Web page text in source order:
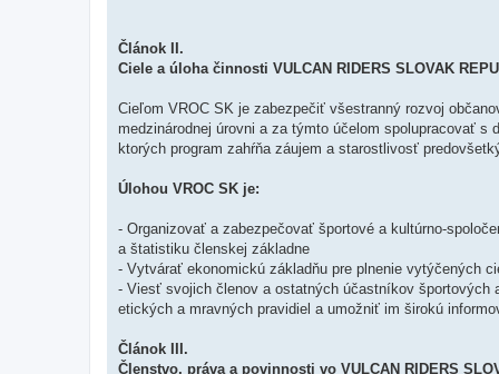
Článok II.
Ciele a úloha činnosti VULCAN RIDERS SLOVAK
Cieľom VROC SK je zabezpečiť všestranný rozvoj
medzinárodnej úrovni a za týmto účelom spolupracovať
ktorých program zahŕňa záujem a starostlivosť
Úlohou VROC SK je:
- Organizovať a zabezpečovať športové a kultúrno-
a štatistiku členskej základne
- Vytvárať ekonomickú základňu pre plnenie vytýčených
- Viesť svojich členov a ostatných účastníkov športových
etických a mravných pravidiel a umožniť im širokú
Článok III.
Členstvo, práva a povinnosti vo VULCAN RIDERS